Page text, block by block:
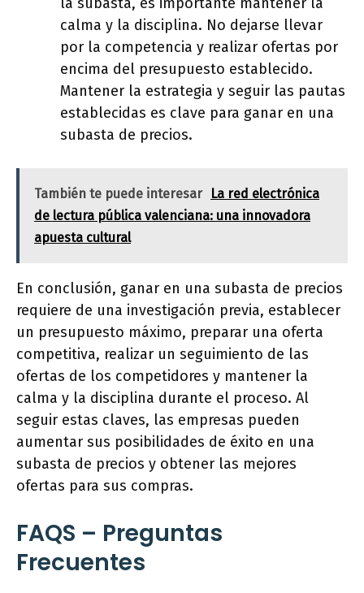
calma y la disciplina. No dejarse llevar
por la competencia y realizar ofertas por
encima del presupuesto establecido.
Mantener la estrategia y seguir las pautas
establecidas es clave para ganar en una
subasta de precios.
También te puede interesar
La red electrónica
de lectura pública valenciana: una innovadora
apuesta cultural
En conclusión, ganar en una subasta de precios
requiere de una investigación previa, establecer
un presupuesto máximo, preparar una oferta
competitiva, realizar un seguimiento de las
ofertas de los competidores y mantener la
calma y la disciplina durante el proceso. Al
seguir estas claves, las empresas pueden
aumentar sus posibilidades de éxito en una
subasta de precios y obtener las mejores
ofertas para sus compras.
FAQS – Preguntas
Frecuentes